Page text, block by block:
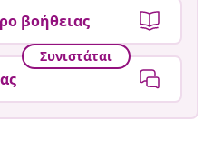
βοήθειας
Συνιστάται